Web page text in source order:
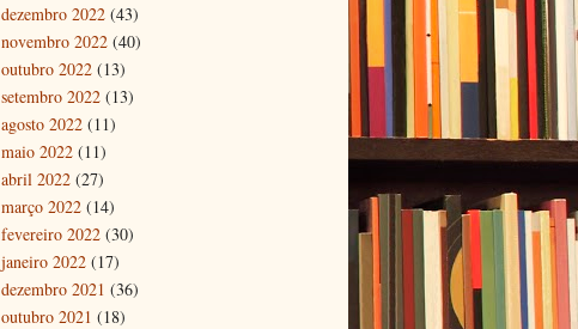
dezembro 2022 (43)
novembro 2022 (40)
outubro 2022 (13)
setembro 2022 (13)
agosto 2022 (11)
maio 2022 (11)
abril 2022 (27)
março 2022 (14)
fevereiro 2022 (30)
janeiro 2022 (17)
dezembro 2021 (36)
outubro 2021 (18)